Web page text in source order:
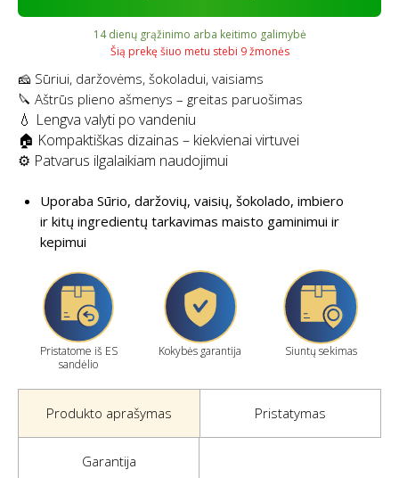
14 dienų grąžinimo arba keitimo galimybė
Šią prekę šiuo metu stebi 9 žmonės
🧀 Sūriui, daržovėms, šokoladui, vaisiams
🔪 Aštrūs plieno ašmenys – greitas paruošimas
💧 Lengva valyti po vandeniu
🏠 Kompaktiškas dizainas – kiekvienai virtuvei
⚙️ Patvarus ilgalaikiam naudojimui
Uporaba Sūrio, daržovių, vaisių, šokolado, imbiero
ir kitų ingredientų tarkavimas maisto gaminimui ir
kepimui
Pristatome iš ES
sandėlio
Kokybės garantija Siuntų sekimas
Produkto aprašymas Pristatymas
Garantija